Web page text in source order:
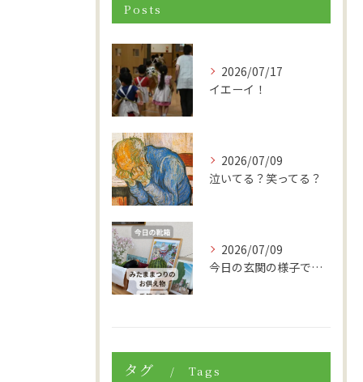
Posts
2026/07/17
イエーイ！
2026/07/09
泣いてる？笑ってる？
2026/07/09
今日の玄関の様子です。
タグ Tags